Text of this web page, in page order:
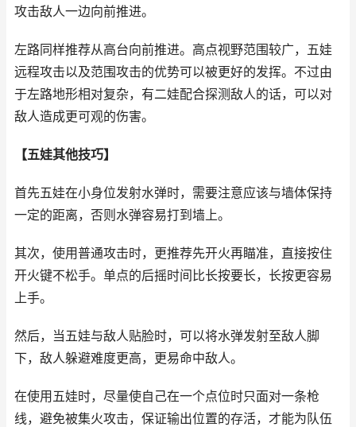
攻击敌人一边向前推进。
左路同样推荐从高台向前推进。高点视野范围较广，五娃
远程攻击以及范围攻击的优势可以被更好的发挥。不过由
于左路地形相对复杂，有二娃配合探测敌人的话，可以对
敌人造成更可观的伤害。
【五娃其他技巧】
首先五娃在小身位发射水弹时，需要注意应该与墙体保持
一定的距离，否则水弹容易打到墙上。
其次，使用普通攻击时，更推荐先开火再瞄准，直接按住
开火键不松手。单点的后摇时间比长按要长，长按更容易
上手。
然后，当五娃与敌人贴脸时，可以将水弹发射至敌人脚
下，敌人躲避难度更高，更易命中敌人。
在使用五娃时，尽量使自己在一个点位时只面对一条枪
线，避免被集火攻击，保证输出位置的存活，才能为队伍